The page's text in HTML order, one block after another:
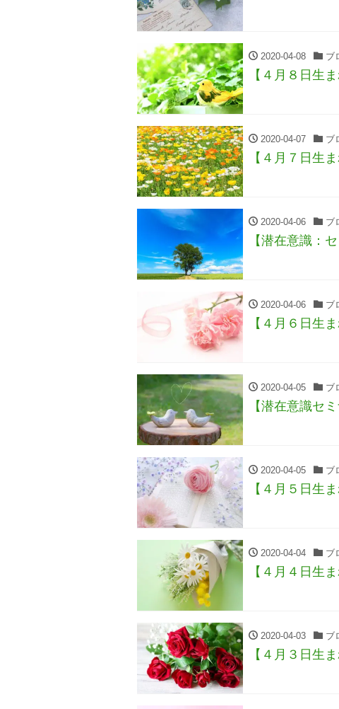
2020-04-08 ブ
【４月８日生
2020-04-07 ブ
【４月７日生
2020-04-06 ブ
【潜在意識：
2020-04-06 ブ
【４月６日生
2020-04-05 ブ
【潜在意識セ
2020-04-05 ブ
【４月５日生
2020-04-04 ブ
【４月４日生
2020-04-03 ブ
【４月３日生